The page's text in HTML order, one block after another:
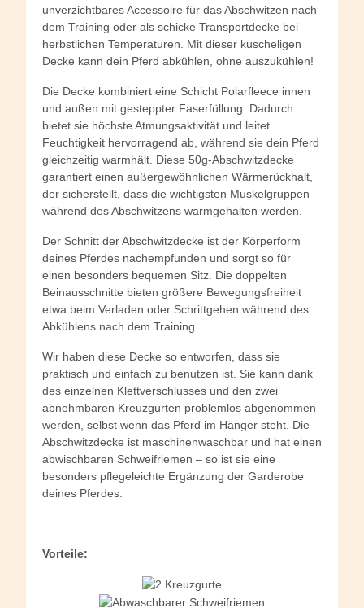
unverzichtbares Accessoire für das Abschwitzen nach
dem Training oder als schicke Transportdecke bei
herbstlichen Temperaturen. Mit dieser kuscheligen
Decke kann dein Pferd abkühlen, ohne auszukühlen!
Die Decke kombiniert eine Schicht Polarfleece innen
und außen mit gesteppter Faserfüllung. Dadurch
bietet sie höchste Atmungsaktivität und leitet
Feuchtigkeit hervorragend ab, während sie dein Pferd
gleichzeitig warmhält. Diese 50g-Abschwitzdecke
garantiert einen außergewöhnlichen Wärmerückhalt,
der sicherstellt, dass die wichtigsten Muskelgruppen
während des Abschwitzens warmgehalten werden.
Der Schnitt der Abschwitzdecke ist der Körperform
deines Pferdes nachempfunden und sorgt so für
einen besonders bequemen Sitz. Die doppelten
Beinausschnitte bieten größere Bewegungsfreiheit
etwa beim Verladen oder Schrittgehen während des
Abkühlens nach dem Training.
Wir haben diese Decke so entworfen, dass sie
praktisch und einfach zu benutzen ist. Sie kann dank
des einzelnen Klettverschlusses und den zwei
abnehmbaren Kreuzgurten problemlos abgenommen
werden, selbst wenn das Pferd im Hänger steht. Die
Abschwitzdecke ist maschinenwaschbar und hat einen
abwischbaren Schweifriemen – so ist sie eine
besonders pflegeleichte Ergänzung der Garderobe
deines Pferdes.
Vorteile: